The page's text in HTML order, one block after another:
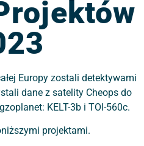
Europy zostali detektywami
dane z satelity Cheops do
KELT-3b i TOI-560c.
projektami.